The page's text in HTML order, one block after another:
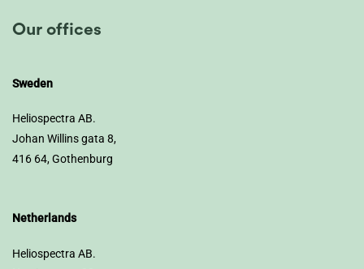
Our offices
Sweden
Heliospectra AB.
Johan Willins gata 8,
416 64, Gothenburg
Netherlands
Heliospectra AB.